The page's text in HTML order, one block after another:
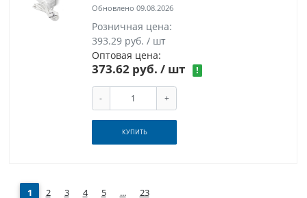
Обновлено 09.08.2026
Розничная цена:
393.29 руб. / шт
Оптовая цена:
373.62 руб. / шт !
- +
КУПИТЬ
1 2 3 4 5 ... 23